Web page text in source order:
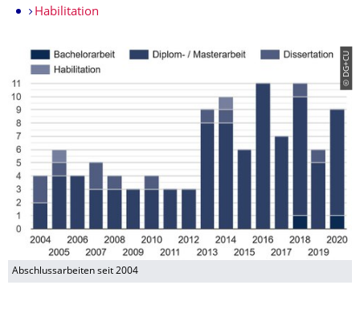
Habilitation
© DG+CU
Abschlussarbeiten seit 2004